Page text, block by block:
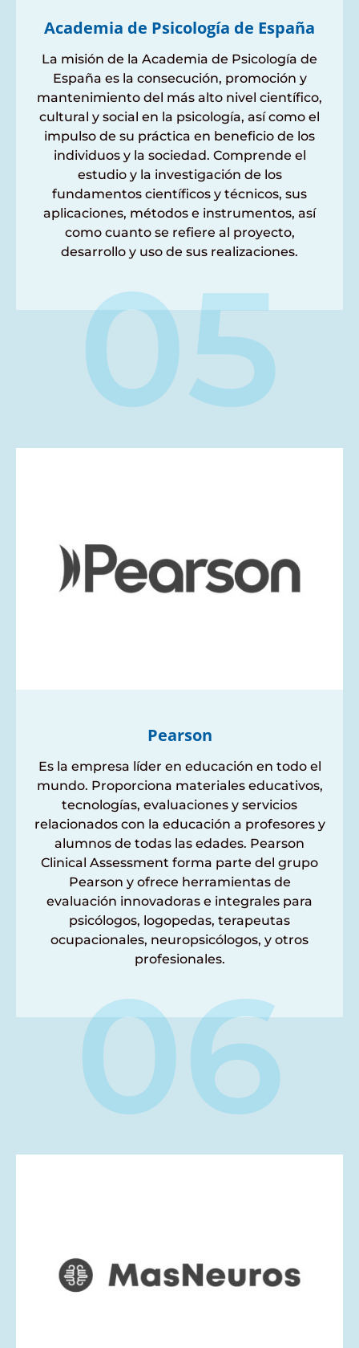
Academia de Psicología de España
La misión de la Academia de Psicología de
España es la consecución, promoción y
mantenimiento del más alto nivel científico,
cultural y social en la psicología, así como el
impulso de su práctica en beneficio de los
individuos y la sociedad. Comprende el
estudio y la investigación de los
fundamentos científicos y técnicos, sus
aplicaciones, métodos e instrumentos, así
como cuanto se refiere al proyecto,
desarrollo y uso de sus realizaciones.
05
Pearson
Es la empresa líder en educación en todo el
mundo. Proporciona materiales educativos,
tecnologías, evaluaciones y servicios
relacionados con la educación a profesores y
alumnos de todas las edades. Pearson
Clinical Assessment forma parte del grupo
Pearson y ofrece herramientas de
evaluación innovadoras e integrales para
psicólogos, logopedas, terapeutas
ocupacionales, neuropsicólogos, y otros
profesionales.
06